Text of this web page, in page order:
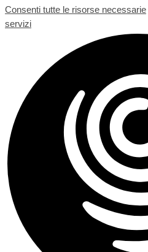
Consenti tutte le risorse necessarie
servizi